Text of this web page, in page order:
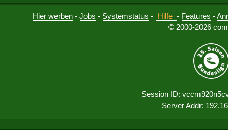
Hier werben -Jobs - Systemstatus - Hilfe - Features -
© 2000-2026
Session ID:
Server Addr: